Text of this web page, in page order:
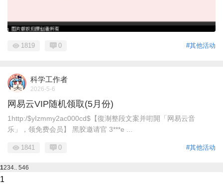
#其他活动
1819 0
科学工作者
2026-5-6
网易云VIP随机领取(5月份)
1http:/$yIzmmy2ac000cd$【復淛整段文案并咑閞「网易云音
乐」，领免费会员】 黑胶邀请官 3***e ...
#其他活动
1841 0
1234.. 546